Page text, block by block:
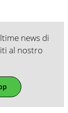
news di
al nostro